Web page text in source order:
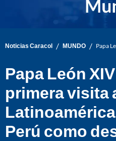
Noticias Caracol / MUNDO / Papa
Papa León
primera visita
Perú como